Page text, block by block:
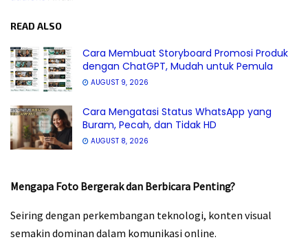
READ ALSO
Cara Membuat Storyboard Promosi Produk
dengan ChatGPT, Mudah untuk Pemula
AUGUST 9, 2026
Cara Mengatasi Status WhatsApp yang
Buram, Pecah, dan Tidak HD
AUGUST 8, 2026
Mengapa Foto Bergerak dan Berbicara Penting?
Seiring dengan perkembangan teknologi, konten visual
semakin dominan dalam komunikasi online.